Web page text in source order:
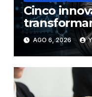
Cinco
los
futuro de la
AGO 6, 2026